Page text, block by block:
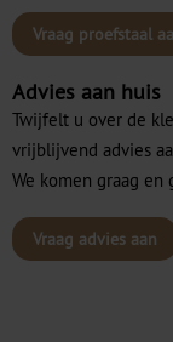
Vraag proefstaal
Advies aan huis
Twijfelt u over de
vrijblijvend advies
We komen graag
Vraag advies aan